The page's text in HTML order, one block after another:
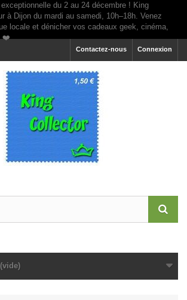
Connexion
Contactez-nous
(vide)